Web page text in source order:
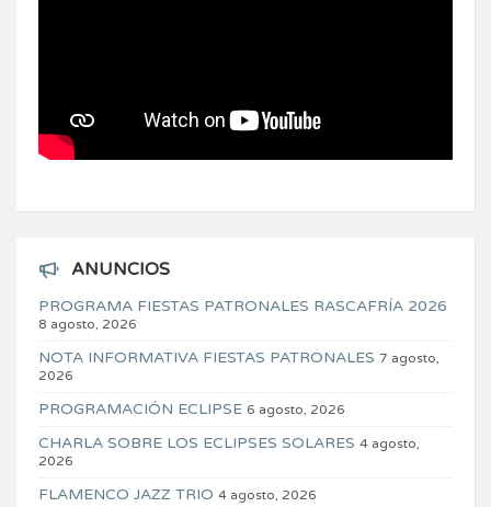
ANUNCIOS
PROGRAMA FIESTAS PATRONALES RASCAFRÍA 2026
8 agosto, 2026
NOTA INFORMATIVA FIESTAS PATRONALES 7 agosto,
2026
PROGRAMACIÓN ECLIPSE 6 agosto, 2026
CHARLA SOBRE LOS ECLIPSES SOLARES 4 agosto,
2026
FLAMENCO JAZZ TRIO 4 agosto, 2026